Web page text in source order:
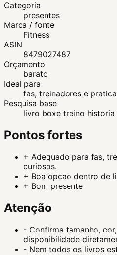
Categoria
presentes
Marca / fonte
Fitness
ASIN
8479027487
Orçamento
barato
Ideal para
fas, treinadores e
Pesquisa base
livro boxe treino historia
Pontos fortes
+ Adequado para fas,
curiosos.
+ Boa opcao dentro de
+ Bom presente
Atenção
- Confirma tamanho,
disponibilidade
- Nem todos os livros